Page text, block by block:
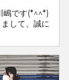
嶋です(*^^*)
して、誠に